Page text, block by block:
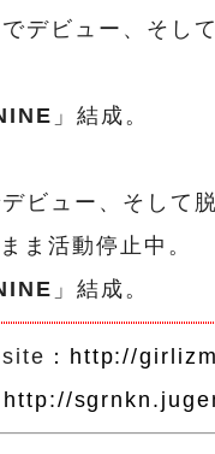
でデビュー、そし
」結成。
デビュー、そして
ま活動停止中。
」結成。
： http://
http://